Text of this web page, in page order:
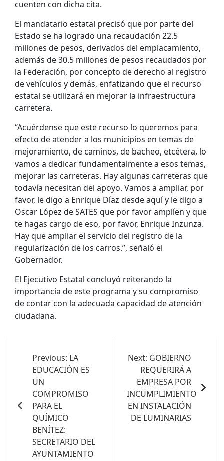
cuenten con dicha cita.
El mandatario estatal precisó que por parte del
Estado se ha logrado una recaudación 22.5
millones de pesos, derivados del emplacamiento,
además de 30.5 millones de pesos recaudados por
la Federación, por concepto de derecho al registro
de vehículos y demás, enfatizando que el recurso
estatal se utilizará en mejorar la infraestructura
carretera.
“Acuérdense que este recurso lo queremos para
efecto de atender a los municipios en temas de
mejoramiento, de caminos, de bacheo, etcétera, lo
vamos a dedicar fundamentalmente a esos temas,
mejorar las carreteras. Hay algunas carreteras que
todavía necesitan del apoyo. Vamos a ampliar, por
favor, le digo a Enrique Díaz desde aquí y le digo a
Oscar López de SATES que por favor amplíen y que
te hagas cargo de eso, por favor, Enrique Inzunza.
Hay que ampliar el servicio del registro de la
regularización de los carros.”, señaló el
Gobernador.
El Ejecutivo Estatal concluyó reiterando la
importancia de este programa y su compromiso
de contar con la adecuada capacidad de atención
ciudadana.
entradas
Previous: LA
EDUCACIÓN ES
UN
COMPROMISO
PARA EL
QUÍMICO
BENÍTEZ:
SECRETARIO DEL
AYUNTAMIENTO
Next: GOBIERNO
REQUERIRÁ A
EMPRESA POR
INCUMPLIMIENTO
EN INSTALACIÓN
DE LUMINARIAS